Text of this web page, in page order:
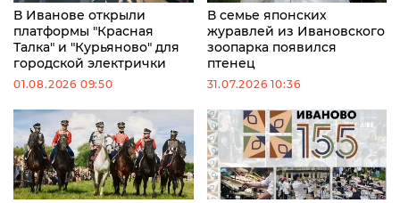
В Иванове открыли
платформы "Красная
Талка" и "Курьяново" для
городской электрички
01.08.2026 09:50
В семье японских
журавлей из Ивановского
зоопарка появился
птенец
31.07.2026 10:36